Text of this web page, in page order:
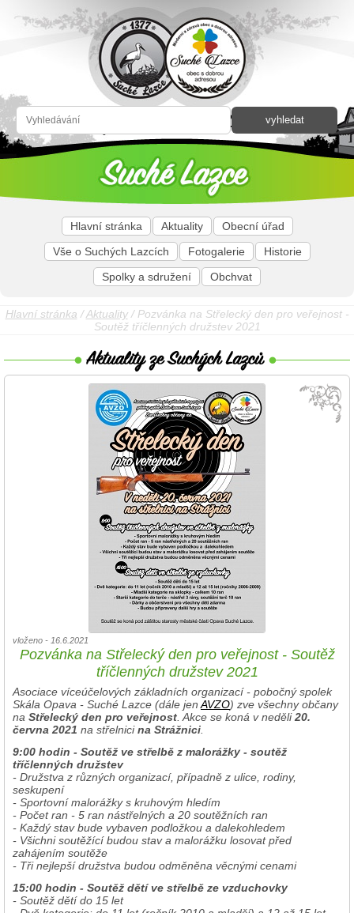
Hlavní stránka Aktuality
Obecní úřad
Vše o Suchých Lazcích
Fotogalerie
Historie
Spolky a sdružení
Obchvat
Hlavní stránka /Aktuality/ Pozvánka na Střelecký den pro veřejnost -
Soutěž tříčlenných družstev 2021
vloženo - 16.6.2021
Pozvánka na Střelecký den pro veřejnost - Soutěž
tříčlenných družstev 2021
Asociace víceúčelových základních organizací - pobočný spolek
Skála Opava - Suché Lazce (dále jen AVZO) zve všechny občany
na Střelecký den pro veřejnost . Akce se koná v neděli20.
června 2021 na střelnicina Strážnici
9:00 hodin - Soutěž ve střelbě z malorážky - soutěž
tříčlenných družstev
- Družstva z různých organizací, případně z ulice, rodiny,
seskupení
- Sportovní malorážky s kruhovým hledím
- Počet ran - 5 ran nástřelných a 20 soutěžních ran
- Každý stav bude vybaven podložkou a dalekohledem
- Všichni soutěžící budou stav a malorážku losovat před
zahájením soutěže
- Tři nejlepší družstva budou odměněna věcnými cenami
15:00 hodin - Soutěž dětí ve střelbě ze vzduchovky
- Soutěž dětí do 15 let